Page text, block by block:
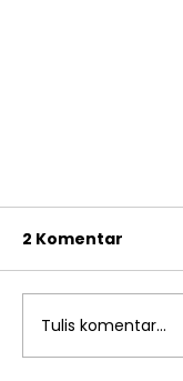
2 Komentar
Tulis komentar...